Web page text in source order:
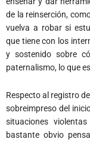
de la reinserción,
vuelva a robar si
que tiene con los
y sostenido sobre
paternalismo, lo que
Respecto al registro
sobreimpreso del
situaciones
bastante obvio